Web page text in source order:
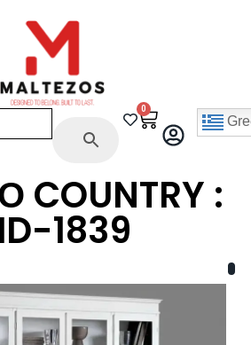
0
COUNTRY :
1839